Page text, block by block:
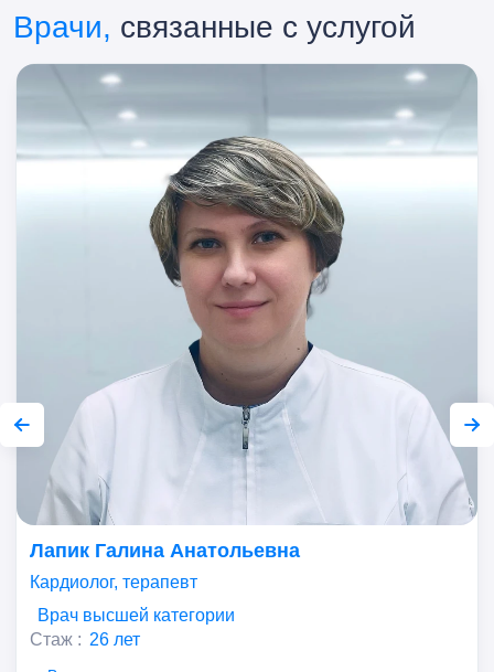
Врачи, связанные с услугой
Лапик Галина Анатольевна
Кардиолог, терапевт
Врач высшей категории
Стаж : 26 лет